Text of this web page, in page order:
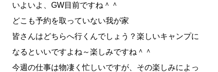
いよいよ、GW目前ですね＾＾
どこも予約を取っていない我が家
皆さんはどちらへ行くんでしょう？楽しいキャンプに
なるといいですよね～楽しみですね＾＾
今週の仕事は物凄く忙しいですが、その楽しみによっ